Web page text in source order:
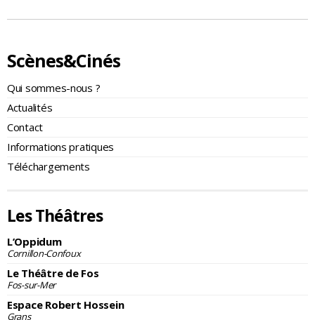
Scènes&Cinés
Qui sommes-nous ?
Actualités
Contact
Informations pratiques
Téléchargements
Les Théâtres
L’Oppidum
Cornillon-Confoux
Le Théâtre de Fos
Fos-sur-Mer
Espace Robert Hossein
Grans